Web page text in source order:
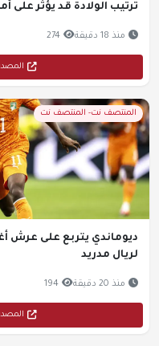
ترتيب الولادة قد يؤثر
منذ 18 دقيقة 274
المنتصف نت- المنتصف نت
ديوماندي يتربع على عرش
لريال مدريد
منذ 20 دقيقة 194